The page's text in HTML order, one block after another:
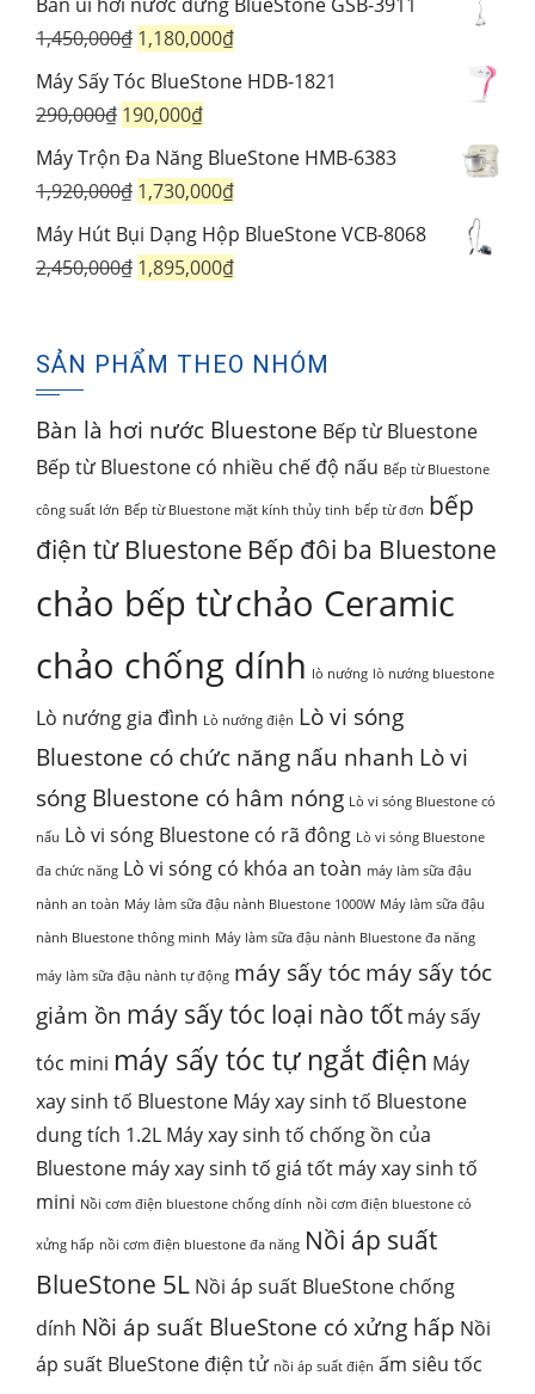
là:
3,390,000₫.
tại
là:
2,730,000₫.
1,450,000₫ Giá
gốc
là:
1,450,000₫.
1,180,000₫Giá
hiện
1,180,000₫.
Máy Sấy Tóc BlueStone HDB-1821
290,000₫ Giá
gốc
là:
290,000₫.
190,000₫Giá
hiện
tại
là:
190,000₫.
Máy Trộn Đa Năng BlueStone HMB-6383
1,920,000₫ Giá
gốc
là:
1,920,000₫.
1,730,000₫Giá
hiện
tại
là:
Máy Hút Bụi Dạng Hộp BlueStone VCB-8068
2,450,000₫ Giá
2,450,000₫.
1,895,000₫Giá
là:
SẢN PHẨM THEO NHÓM
Bàn là hơi nước Bluestone Bếp từ Bluestone
Bếp từ Bluestone có nhiều chế độ nấu Bếp từ Bluestone
công suất lớn Bếp từ Bluestone mặt kính thủy tinh bếp từ đơn bếp
điện từ Bluestone Bếp đôi ba Bluestone
chảo bếp từchảo Ceramic
chảo chống dính lò nướng lò nướng bluestone
Lò nướng gia đình Lò nướng điện Lò vi sóng
Bluestone có chức năng nấu nhanh Lò vi
sóng Bluestone có hâm nóng Lò vi sóng Bluestone có
nấu Lò vi sóng Bluestone có rã đông Lò vi sóng Bluestone
đa chức năng Lò vi sóng có khóa an toàn máy làm sữa đậu
nành an toàn Máy làm sữa đậu nành Bluestone 1000W Máy làm sữa đậu
nành Bluestone thông minh Máy làm sữa đậu nành Bluestone đa năng
máy làm sữa đậu nành tự động máy sấy tócmáy sấy tóc
giảm ồn máy sấy tóc loại nào tốt máy sấy
tóc mini máy sấy tóc tự ngắt điện Máy
xay sinh tố Bluestone Máy xay sinh tố Bluestone
dung tích 1.2L Máy xay sinh tố chống ồn của
Bluestone máy xay sinh tố giá tốt máy xay sinh tố
mini Nồi cơm điện bluestone chống dính nồi cơm điện bluestone có
xửng hấp nồi cơm điện bluestone đa năng Nồi áp suất
BlueStone 5L Nồi áp suất BlueStone chống
dính Nồi áp suất BlueStone có xửng hấp Nồi
áp suất BlueStone điện tử nồi áp suất điện ấm siêu tốc